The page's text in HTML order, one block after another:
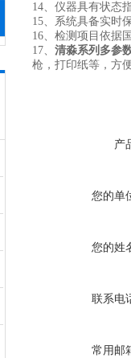
14、仪器具有状态
15、系统具备实时
16、检测项目依据
17、 清淼系列 多参
枪，打印纸等，方
产
您的单
您的姓
联系电
常用邮